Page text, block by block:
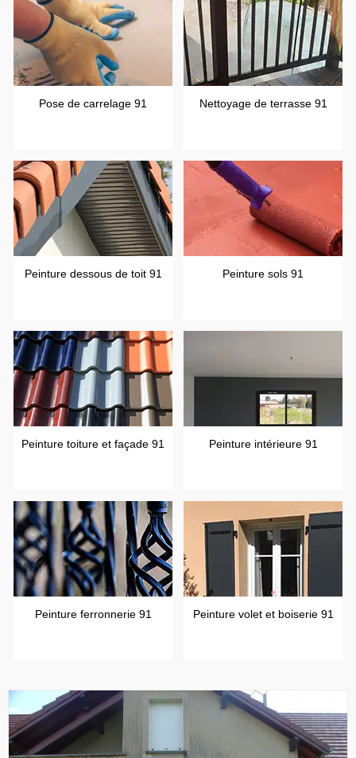
Pose de carrelage 91 Nettoyage de terrasse 91
Peinture dessous de toit 91 Peinture sols 91
Peinture toiture et façade 91 Peinture intérieure 91
Peinture ferronnerie 91 Peinture volet et boiserie 91